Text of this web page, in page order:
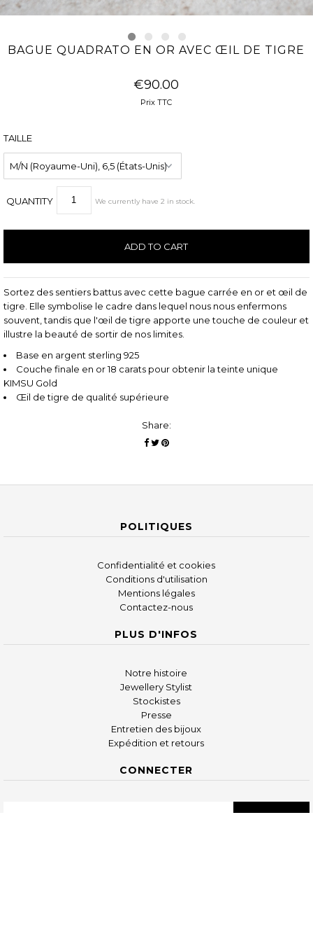
BAGUE QUADRATO EN OR AVEC ŒIL DE TIGRE
€90.00
Prix TTC
TAILLE
QUANTITY We currently have 2 in stock.
Sortez des sentiers battus avec cette bague carrée en or et œil de
tigre. Elle symbolise le cadre dans lequel nous nous enfermons
souvent, tandis que l'œil de tigre apporte une touche de couleur et
illustre la beauté de sortir de nos limites.
Base en argent sterling 925
Couche finale en or 18 carats pour obtenir la teinte unique
KIMSU Gold
Œil de tigre de qualité supérieure
Share:
POLITIQUES
Confidentialité et cookies
Conditions d'utilisation
Mentions légales
Contactez-nous
PLUS D'INFOS
Notre histoire
Jewellery Stylist
Stockistes
Presse
Entretien des bijoux
Expédition et retours
CONNECTER